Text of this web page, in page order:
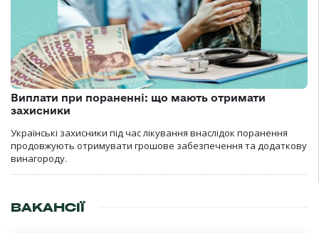
Виплати при пораненні: що мають отримати
захисники
Українські захисники під час лікування внаслідок поранення
продовжують отримувати грошове забезпечення та додаткову
винагороду.
ВАКАНСІЇ